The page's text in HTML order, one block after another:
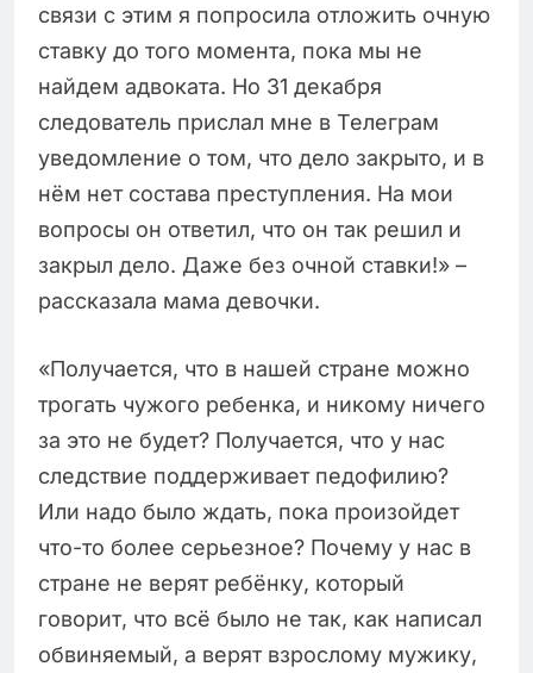
связи с этим я попросила отложить очную
ставку до того момента, пока мы не
найдем адвоката. Но 31 декабря
следователь прислал мне в Телеграм
уведомление о том, что дело закрыто, и в
нём нет состава преступления. На мои
вопросы он ответил, что он так решил и
закрыл дело. Даже без очной ставки!» –
рассказала мама девочки.
«Получается, что в нашей стране можно
трогать чужого ребенка, и никому ничего
за это не будет? Получается, что у нас
следствие поддерживает педофилию?
Или надо было ждать, пока произойдет
что-то более серьезное? Почему у нас в
стране не верят ребёнку, который
говорит, что всё было не так, как написал
обвиняемый, а верят взрослому мужику,